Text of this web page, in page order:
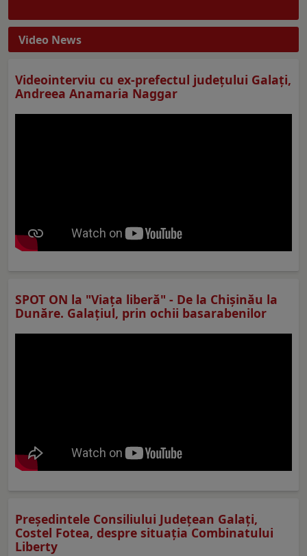
Video News
Videointerviu cu ex-prefectul judeţului Galaţi,
Andreea Anamaria Naggar
SPOT ON la "Viaţa liberă" - De la Chișinău la
Dunăre. Galațiul, prin ochii basarabenilor
Preşedintele Consiliului Judeţean Galaţi,
Costel Fotea, despre situaţia Combinatului
Liberty